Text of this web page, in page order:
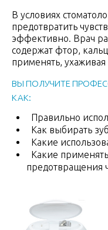
В условиях
предотвратить
эффективно. Врач
содержат фтор,
применять, ухаживая
ВЫ ПОЛУЧИТЕ
КАК:
Правильно
Как выбирать
Какие
Какие
предотвращения